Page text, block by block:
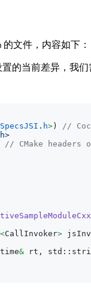
的文件，内容如下：
的当前差异，我
. h> )
//
// CMake headers
<CallInvoker>
& rt , std ::